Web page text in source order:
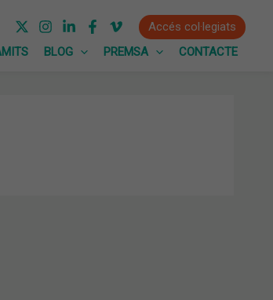
Accés col·legiats
BLOG PREMSA CONTACTE